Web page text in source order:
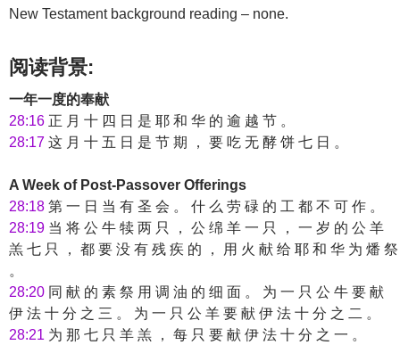
New Testament background reading – none.
阅读背景:
一年一度的奉献
28:16 正 月 十 四 日 是 耶 和 华 的 逾 越 节 。
28:17 这 月 十 五 日 是 节 期 ， 要 吃 无 酵 饼 七 日 。
A Week of Post-Passover Offerings
28:18 第 一 日 当 有 圣 会 。 什 么 劳 碌 的 工 都 不 可 作 。
28:19 当 将 公 牛 犊 两 只 ， 公 绵 羊 一 只 ， 一 岁 的 公 羊
羔 七 只 ， 都 要 没 有 残 疾 的 ， 用 火 献 给 耶 和 华 为 燔 祭
。
28:20 同 献 的 素 祭 用 调 油 的 细 面 。 为 一 只 公 牛 要 献
伊 法 十 分 之 三 。 为 一 只 公 羊 要 献 伊 法 十 分 之 二 。
28:21 为 那 七 只 羊 羔 ， 每 只 要 献 伊 法 十 分 之 一 。